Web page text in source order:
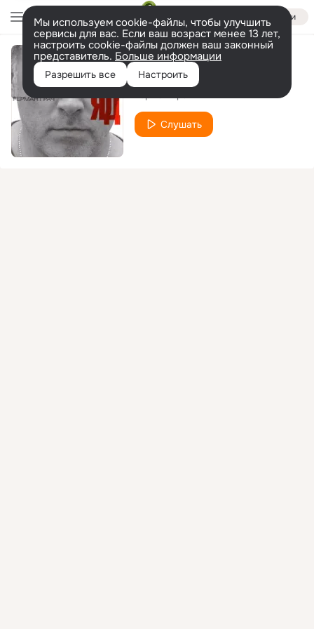
Войти
Мы используем cookie-файлы, чтобы улучшить
сервисы для вас. Если ваш возраст менее 13 лет,
настроить cookie-файлы должен ваш законный
представитель. Больше информации
Разрешить все Настроить
Эта женщина
Слушать